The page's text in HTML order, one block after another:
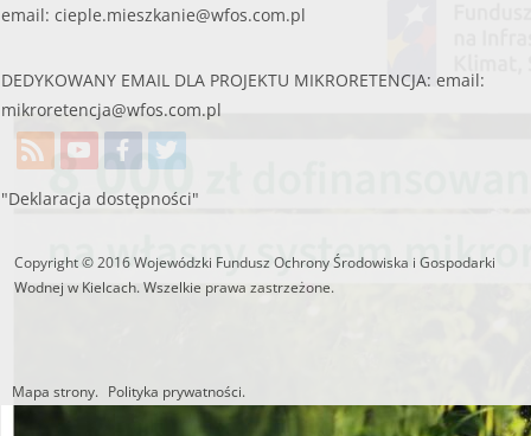
email: cieple.mieszkanie@wfos.com.pl
DEDYKOWANY EMAIL DLA PROJEKTU MIKRORETENCJA: email:
mikroretencja@wfos.com.pl
"Deklaracja dostępności"
Copyright © 2016 Wojewódzki Fundusz Ochrony Środowiska i Gospodarki
Wodnej w Kielcach. Wszelkie prawa zastrzeżone.
Mapa strony. Polityka prywatności.
Utworzono przez W.S.ds.IT
M & P